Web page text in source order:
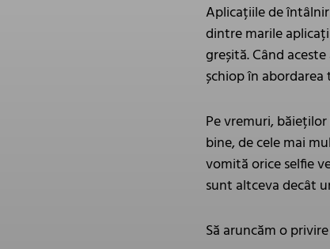
Aplicațiile de
dintre marile
greșită. Când
șchiop în abordarea
Pe vremuri,
bine, de cele mai
vomită orice selfie
sunt altceva decât
Să aruncăm o